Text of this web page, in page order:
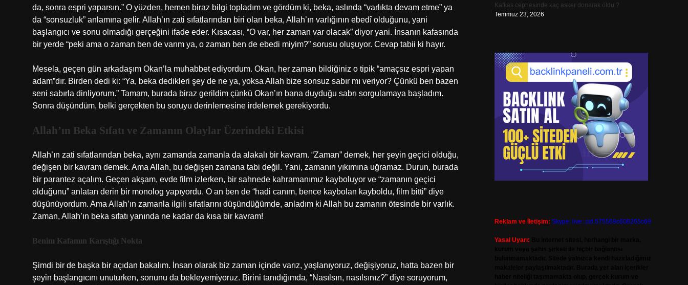
da, sonra espri yaparsın.” O yüzden, hemen biraz bilgi topladım ve gördüm ki, beka, aslında “varlıkta devam etme” ya
da “sonsuzluk” anlamına gelir. Allah’ın zati sıfatlarından biri olan beka, Allah’ın varlığının ebedî olduğunu, yani
başlangıcı ve sonu olmadığı gerçeğini ifade eder. Kısacası, “O var, her zaman var olacak” diyor yani. İnsanın kafasında
bir yerde “peki ama o zaman ben de varım ya, o zaman ben de ebedi miyim?” sorusu oluşuyor. Cevap tabii ki hayır.
Mesela, geçen gün arkadaşım Okan’la muhabbet ediyordum. Okan, her zaman bildiğiniz o tipik “amaçsız espri yapan
adam”dır. Birden dedi ki: “Ya, beka dedikleri şey de ne ya, yoksa Allah bize sonsuz sabır mı veriyor? Çünkü ben bazen
seni sabırla dinliyorum.” Tamam, burada biraz gerildim çünkü Okan’ın bana duyduğu sabrı sorgulamaya başladım.
Sonra düşündüm, belki gerçekten bu soruyu derinlemesine irdelemek gerekiyordu.
Allah’ın Beka Sıfatı ve Zamanın Olaylar Üzerindeki Etkisi
Allah’ın zati sıfatlarından beka, aynı zamanda zamanla da alakalı bir kavram. “Zaman” demek, her şeyin geçici olduğu,
değişen bir kavram demek. Ama Allah, bu değişen zamana tabi değil. Yani, zamanın yıkımına uğramaz. Durun, burada
bir parantez açalım. Geçen akşam, evde film izlerken, bir sahnede kahramanımız kayboluyor ve “zamanın geçici
olduğunu” anlatan derin bir monolog yapıyordu. O an ben de “hadi canım, bence kaybolan kayboldu, film bitti” diye
düşünüyordum. Ama Allah’ın zamanla ilgili sıfatlarını düşündüğümde, anladım ki Allah bu zamanın ötesinde bir varlık.
Zaman, Allah’ın beka sıfatı yanında ne kadar da kısa bir kavram!
Benim Kafamın Karıştığı Nokta
Şimdi bir de başka bir açıdan bakalım. İnsan olarak biz zaman içinde varız, yaşlanıyoruz, değişiyoruz, hatta bazen bir
şeyin başlangıcını unuturken, sonunu da bekleyemiyoruz. Birini tanıdığımda, “Nasılsın, nasılsınız?” diye soruyorum,
Kafkas cephesinde kaç asker donarak öldü ?
Temmuz 23, 2026
Reklam ve İletişim: Skype: live:.cid.575569c608265c69
Yasal Uyarı: